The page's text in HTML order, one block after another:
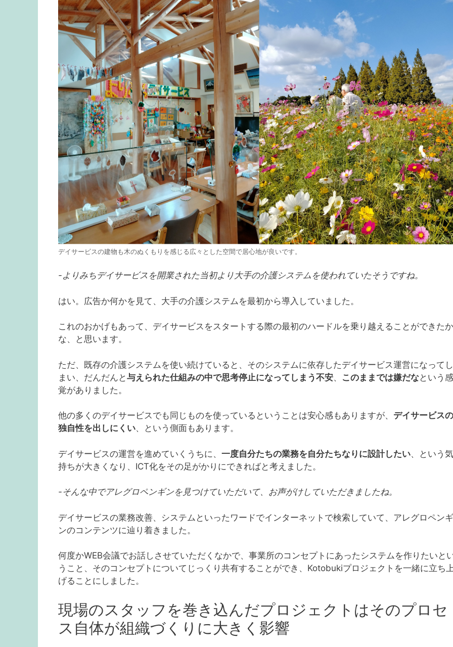
デイサービスの建物も木のぬくもりを感じる広々とした空間で居心地が良いです。
-よりみちデイサービスを開業された当初より大手の介護システムを使われていたそうですね。
はい。広告か何かを見て、大手の介護システムを最初から導入していました。
これのおかげもあって、デイサービスをスタートする際の最初のハードルを乗り越えることができたか
な、と思います。
ただ、既存の介護システムを使い続けていると、そのシステムに依存したデイサービス運営になってし
まい、だんだんと与えられた仕組みの中で思考停止になってしまう不安、 このままでは嫌だなという感
覚がありました。
他の多くのデイサービスでも同じものを使っているということは安心感もありますが、 デイサービスの
独自性を出しにくい、という側面もあります。
デイサービスの運営を進めていくうちに、 一度自分たちの業務を自分たちなりに設計したい、という気
持ちが大きくなり、ICT化をその足がかりにできればと考えました。
-そんな中でアレグロペンギンを見つけていただいて、お声がけしていただきましたね。
デイサービスの業務改善、システムといったワードでインターネットで検索していて、アレグロペンギ
ンのコンテンツに辿り着きました。
何度かWEB会議でお話しさせていただくなかで、事業所のコンセプトにあったシステムを作りたいと
うこと、そのコンセプトについてじっくり共有することができ、Kotobukiプロジェクトを一緒に立ち
げることにしました。
現場のスタッフを巻き込んだプロジェクトはそのプロセ
ス自体が組織づくりに大きく影響